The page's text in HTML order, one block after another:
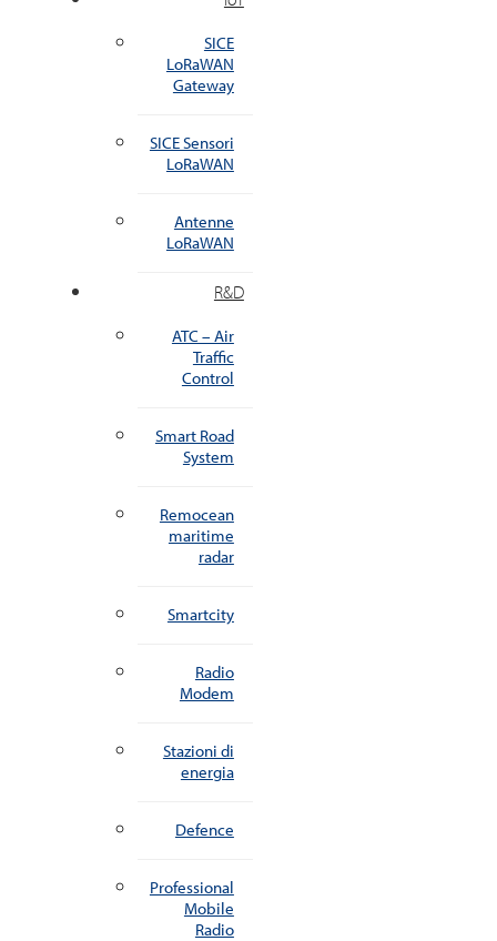
SICE
LoRaWAN
Gateway
SICE Sensori
LoRaWAN
Antenne
LoRaWAN
R&D
ATC – Air
Traffic
Control
Smart Road
System
Remocean
maritime
radar
Smartcity
Radio
Modem
Stazioni di
energia
Defence
Professional
Mobile
Radio